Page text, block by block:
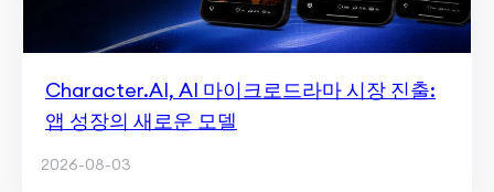
Character.AI, AI 마이크로드라마 시장 진출:
앱 성장의 새로운 모델
2026-08-03